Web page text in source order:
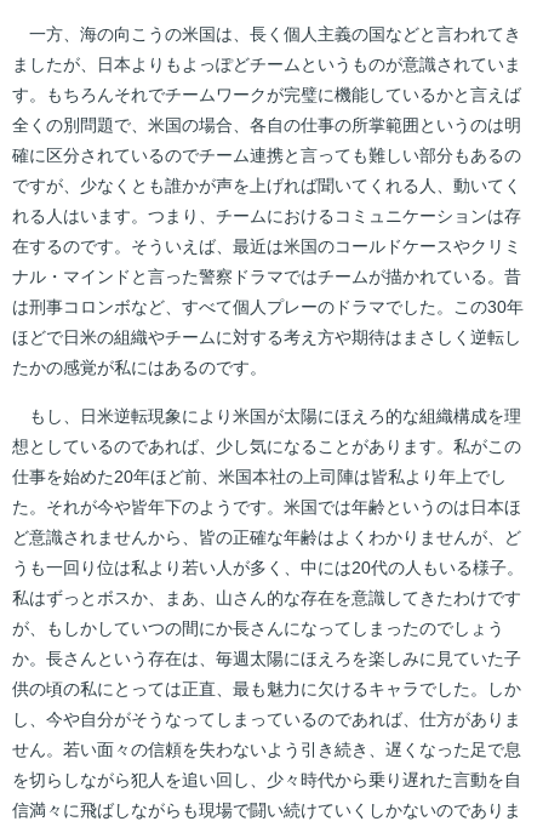
一方、海の向こうの米国は、長く個人主義の国などと言われてき
ましたが、日本よりもよっぽどチームというものが意識されていま
す。もちろんそれでチームワークが完璧に機能しているかと言えば
全くの別問題で、米国の場合、各自の仕事の所掌範囲というのは明
確に区分されているのでチーム連携と言っても難しい部分もあるの
ですが、少なくとも誰かが声を上げれば聞いてくれる人、動いてく
れる人はいます。つまり、チームにおけるコミュニケーションは存
在するのです。そういえば、最近は米国のコールドケースやクリミ
ナル・マインドと言った警察ドラマではチームが描かれている。昔
は刑事コロンボなど、すべて個人プレーのドラマでした。この30年
ほどで日米の組織やチームに対する考え方や期待はまさしく逆転し
たかの感覚が私にはあるのです。
もし、日米逆転現象により米国が太陽にほえろ的な組織構成を理
想としているのであれば、少し気になることがあります。私がこの
仕事を始めた20年ほど前、米国本社の上司陣は皆私より年上でし
た。それが今や皆年下のようです。米国では年齢というのは日本ほ
ど意識されませんから、皆の正確な年齢はよくわかりませんが、ど
うも一回り位は私より若い人が多く、中には20代の人もいる様子。
私はずっとボスか、まあ、山さん的な存在を意識してきたわけです
が、もしかしていつの間にか長さんになってしまったのでしょう
か。長さんという存在は、毎週太陽にほえろを楽しみに見ていた子
供の頃の私にとっては正直、最も魅力に欠けるキャラでした。しか
し、今や自分がそうなってしまっているのであれば、仕方がありま
せん。若い面々の信頼を失わないよう引き続き、遅くなった足で息
を切らしながら犯人を追い回し、少々時代から乗り遅れた言動を自
信満々に飛ばしながらも現場で闘い続けていくしかないのでありま